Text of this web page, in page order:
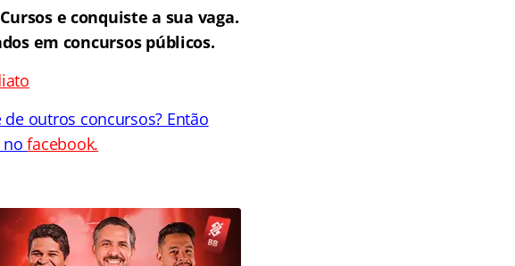
e conquiste a sua vaga.
em concursos públicos.
outros concursos? Então
nofacebook.